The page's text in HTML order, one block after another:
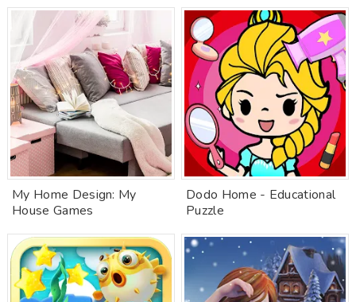
My Home Design: My
House Games
Dodo Home - Educational
Puzzle